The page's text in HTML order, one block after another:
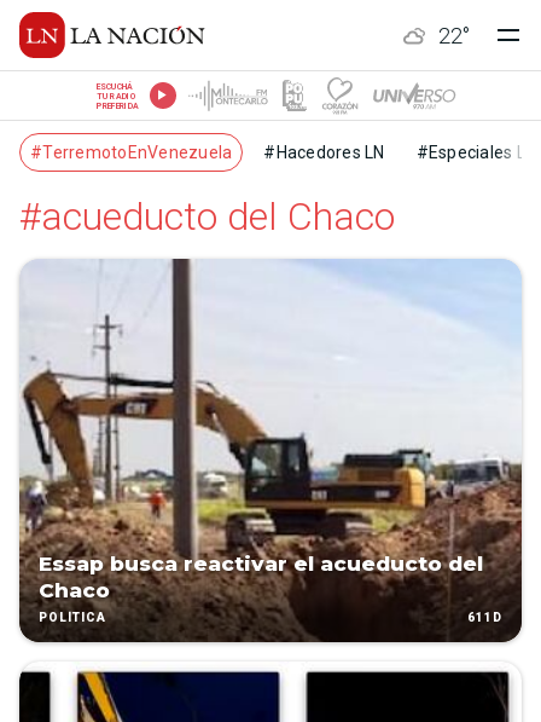
22°
ESCUCHÁ
TU RADIO
PREFERIDA
#TerremotoEnVenezuela #Hacedores LN #Especiales LN
#acueducto del Chaco
Essap busca reactivar el acueducto del
Chaco
POLÍTICA 611D